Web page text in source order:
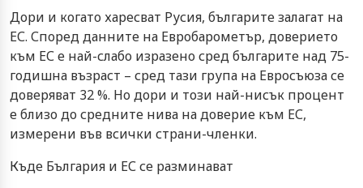
Дори и когато харесват Русия, българите залагат на
ЕС. Според данните на Евробарометър, доверието
към ЕС е най-слабо изразено сред българите над 75-
годишна възраст – сред тази група на Евросъюза се
доверяват 32 %. Но дори и този най-нисък процент
е близо до средните нива на доверие към ЕС,
измерени във всички страни-членки.
Къде България и ЕС се разминават